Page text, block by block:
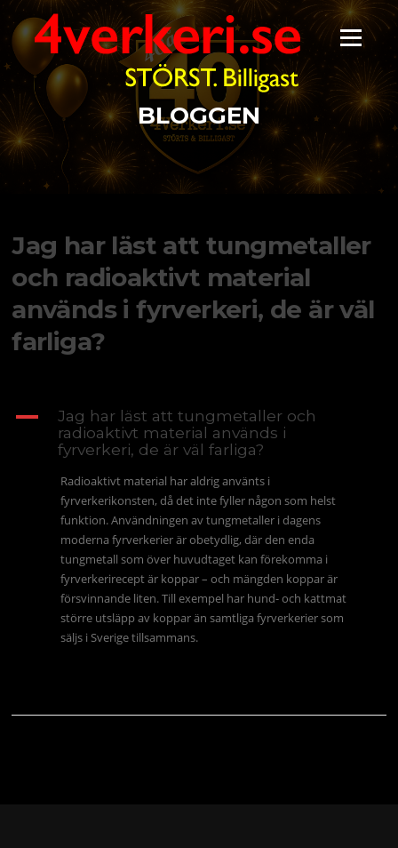
Hoppa
innehåll
Meny
BLOGGEN
Jag har läst att tungmetaller
och radioaktivt material
används i fyrverkeri, de är väl
farliga?
A
Jag har läst att tungmetaller och
radioaktivt material används i
fyrverkeri, de är väl farliga?
Radioaktivt material har aldrig använts i
fyrverkerikonsten, då det inte fyller någon som helst
funktion. Användningen av tungmetaller i dagens
moderna fyrverkerier är obetydlig, där den enda
tungmetall som över huvudtaget kan förekomma i
fyrverkerirecept är koppar – och mängden koppar är
försvinnande liten. Till exempel har hund- och kattmat
större utsläpp av koppar än samtliga fyrverkerier som
säljs i Sverige tillsammans.